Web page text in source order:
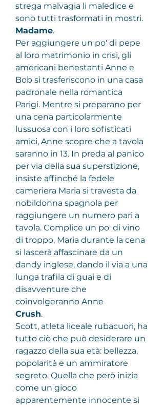
strega malvagia li maledice e
sono tutti trasformati in mostri.
Madame.
Per aggiungere un po' di pepe
al loro matrimonio in crisi, gli
americani benestanti Anne e
Bob si trasferiscono in una casa
padronale nella romantica
Parigi. Mentre si preparano per
una cena particolarmente
lussuosa con i loro sofisticati
amici, Anne scopre che a tavola
saranno in 13. In preda al panico
per via della sua superstizione,
insiste affinché la fedele
cameriera Maria si travesta da
nobildonna spagnola per
raggiungere un numero pari a
tavola. Complice un po' di vino
di troppo, Maria durante la cena
si lascerà affascinare da un
dandy inglese, dando il via a una
lunga trafila di guai e di
disavventure che
coinvolgeranno Anne
Crush.
Scott, atleta liceale rubacuori, ha
tutto ciò che può desiderare un
ragazzo della sua età: bellezza,
popolarità e un ammiratore
segreto. Quella che però inizia
come un gioco
apparentemente innocente si